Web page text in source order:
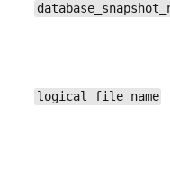
logical_file_name